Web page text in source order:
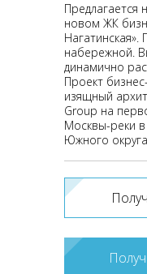
новом ЖК
Нагатинская».
набережной.
динамично
Проект
изящный
Group на
Москвы-реки
Южного